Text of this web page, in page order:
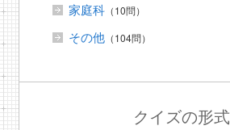
家庭科（10問）
その他（104問）
クイズの形式